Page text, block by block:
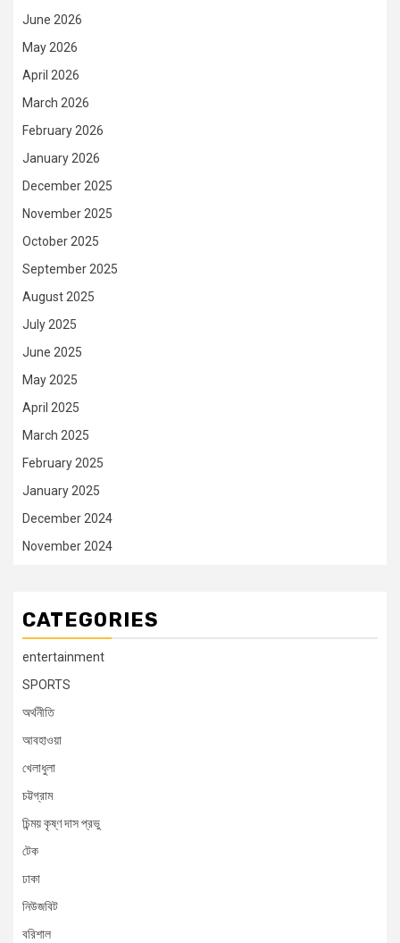
June 2026
May 2026
April 2026
March 2026
February 2026
January 2026
December 2025
November 2025
October 2025
September 2025
August 2025
July 2025
June 2025
May 2025
April 2025
March 2025
February 2025
January 2025
December 2024
November 2024
CATEGORIES
entertainment
SPORTS
অর্থনীতি
আবহাওয়া
খেলাধুলা
চট্টগ্রাম
চিন্ময় কৃষ্ণ দাস প্রভু
টেক
ঢাকা
নিউজবিট
বরিশাল